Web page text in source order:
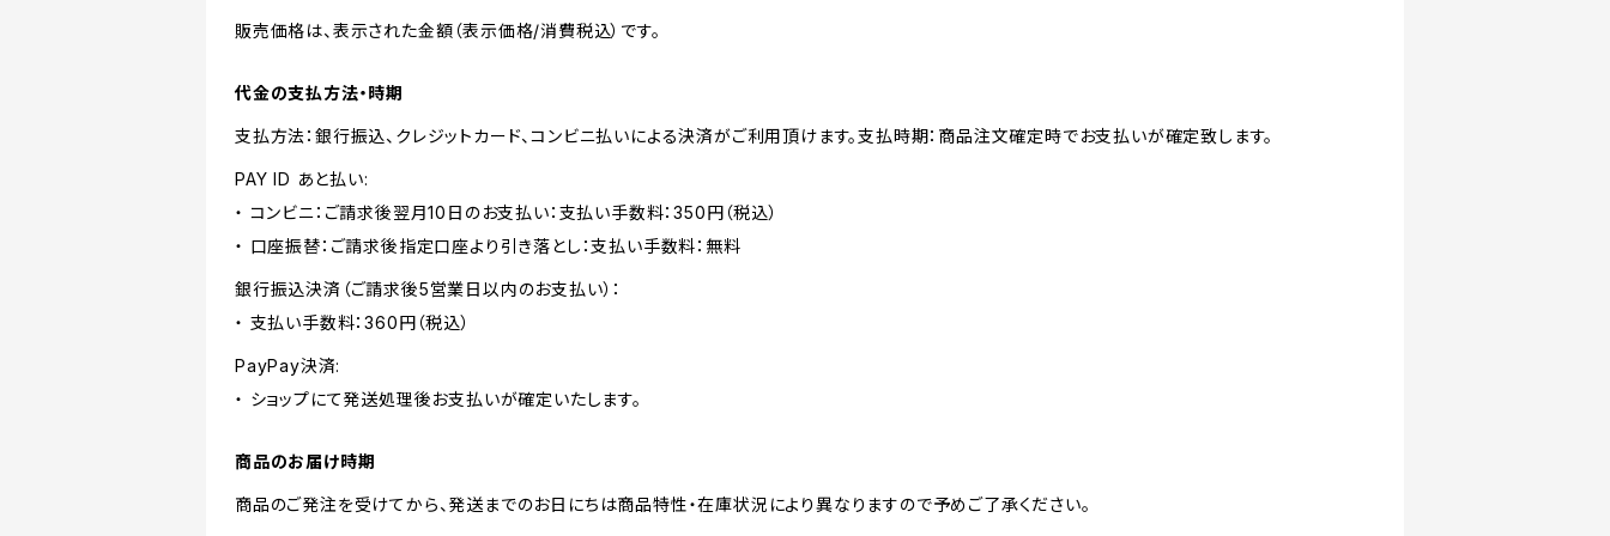
販売価格は、表示された金額（表示価格/消費税込）です。
代金の支払方法・時期
支払方法：銀行振込、クレジットカード、コンビニ払いによる決済がご利用頂けます。支払時期：商品注文確定時でお支払いが確定致します。
PAY ID あと払い:
・ コンビニ：ご請求後翌月10日のお支払い：支払い手数料：350円（税込）
・ 口座振替：ご請求後指定口座より引き落とし：支払い手数料：無料
銀行振込決済（ご請求後5営業日以内のお支払い）：
・ 支払い手数料：360円（税込）
PayPay決済:
・ ショップにて発送処理後お支払いが確定いたします。
商品のお届け時期
商品のご発注を受けてから、発送までのお日にちは商品特性・在庫状況により異なりますので予めご了承ください。